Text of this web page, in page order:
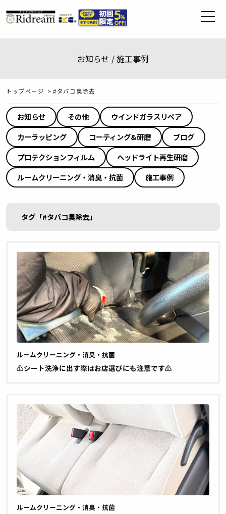
お知らせ / 施工事例
トップページ > #タバコ臭除去
お知らせ その他
ウインドガラスリペア
カーラッピング
コーティング&研磨
ブログ
プロテクションフィルム
ヘッドライト再生研磨
ルームクリーニング・消臭・抗菌
施工事例
タグ「#タバコ臭除去」
ルームクリーニング・消臭・抗菌
⚠️シート洗浄に出す際はお店選びにも注意です⚠️
ルームクリーニング・消臭・抗菌